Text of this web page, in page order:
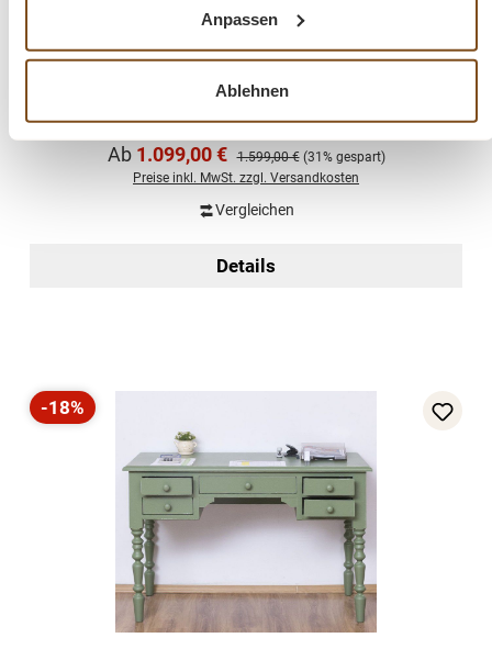
Anpassen
Ablehnen
verschiedene Farben
Verkaufspreis:
Ab 1.099,00 € Regulärer Preis:
1.599,00 € (31% gespart)
Preise inkl. MwSt. zzgl. Versandkosten
Vergleichen
Details
Rabatt
-18%